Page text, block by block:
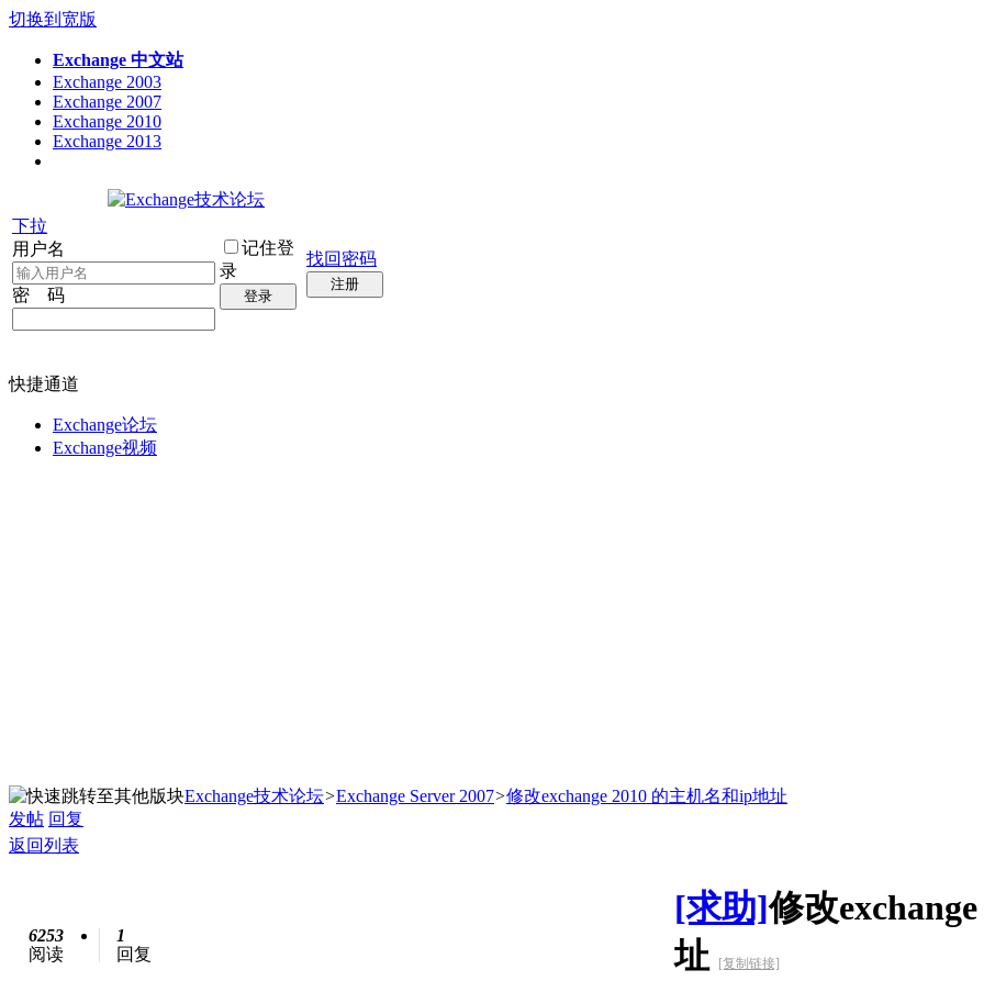
切换到宽版
Exchange 中文站
Exchange 2003
Exchange 2007
Exchange 2010
Exchange 2013
下拉
用户名
密 码
记住登
录
登录
找回密码
注册
快捷通道
Exchange论坛
Exchange视频
Exchange技术论坛>Exchange Server 2007>修改exchange 2010 的主机名和ip地址
发帖 回复
返回列表
6253
阅读
1
回复
[求助]修改
址
[复制链接]